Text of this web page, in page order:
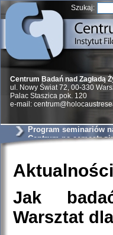
Szukaj:
Centrum Badań nad Zagładą
ul. Nowy Świat 72, 00-330
Palac Staszica pok. 120
e-mail:
Program seminariów
Centrum na semestr
Aktualności
Jak
Warsztat